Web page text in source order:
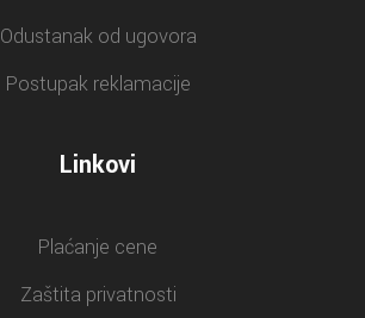
Odustanak od ugovora
Postupak reklamacije
Linkovi
Plaćanje cene
Zaštita privatnosti